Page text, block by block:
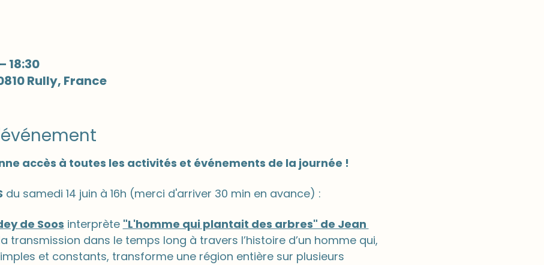
18:30
Rully, France
accès à toutes les activités et événements de la journée !
du samedi 14 juin à 16h (merci d'arriver 30 min en avance) :
de Soos interprète "L'homme qui plantait des arbres" de Jean
transmission dans le temps long à travers l’histoire d’un homme qui,
et constants, transforme une région entière sur plusieurs